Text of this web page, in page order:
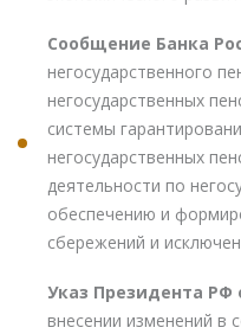
Сообщение Банка
негосударственного
негосударственных
системы
негосударственных
деятельности по
обеспечению и
сбережений и
Указ Президента РФ
внесении изменений в